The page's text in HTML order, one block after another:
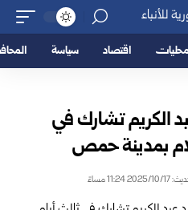
محليات اقتصاد سياسة
الكريم تشارك في
بمدينة حمص
17 11:24 مساءً